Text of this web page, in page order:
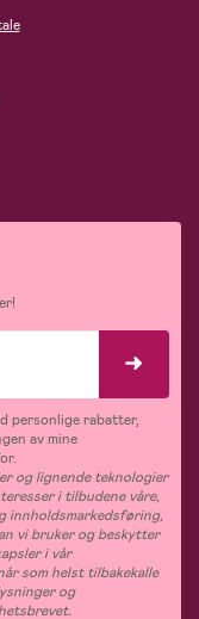
personlige rabatter,
av mine
og lignende teknologier
i tilbudene våre,
innholdsmarkedsføring,
vi bruker og beskytter
i vår
som helst tilbakekalle
og